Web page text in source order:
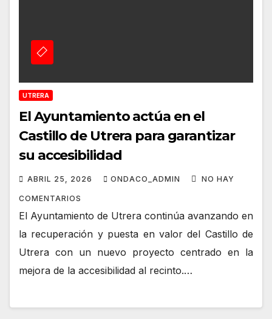
UTRERA
El Ayuntamiento actúa en el
Castillo de Utrera para garantizar
su accesibilidad
ABRIL 25, 2026 ONDACO_ADMIN NO HAY
COMENTARIOS
El Ayuntamiento de Utrera continúa avanzando en
la recuperación y puesta en valor del Castillo de
Utrera con un nuevo proyecto centrado en la
mejora de la accesibilidad al recinto.…